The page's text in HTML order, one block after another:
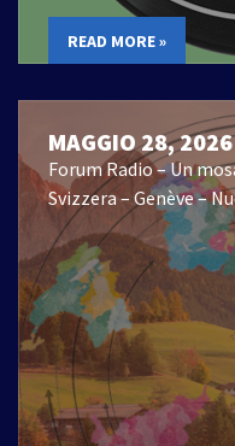
READ MORE »
MAGGIO 28, 2026
Forum Radio – Un
Svizzera – Genève –